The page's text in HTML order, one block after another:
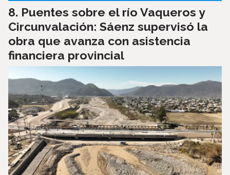
Puentes sobre el río Vaqueros y
Circunvalación: Sáenz supervisó la
obra que avanza con asistencia
financiera provincial